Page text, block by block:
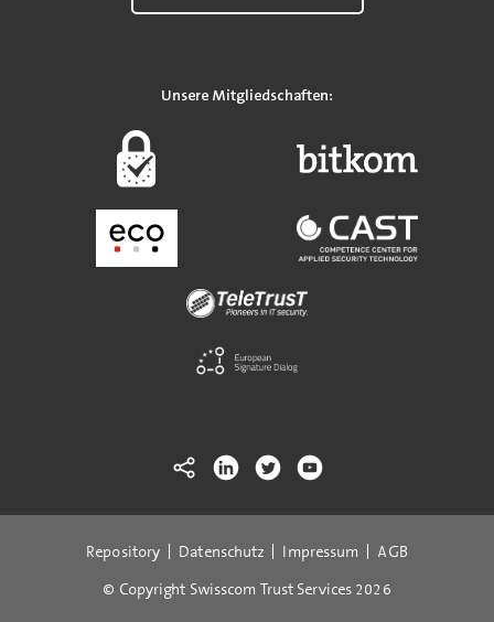
Unsere Mitgliedschaften:
Repository Datenschutz Impressum
AGB
© Copyright Swisscom Trust Services 2026